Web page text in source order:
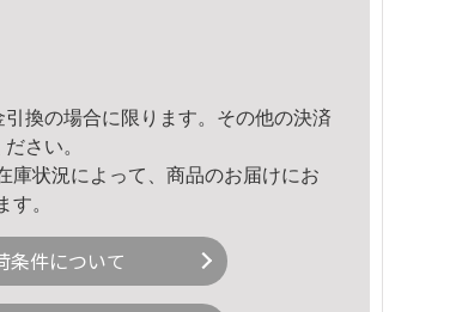
換の場合に限ります。その他の決済
さい。
状況によって、商品のお届けにお
す。
条件について